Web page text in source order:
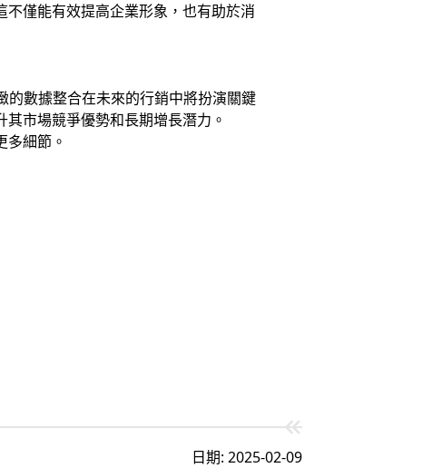
僅能有效提高企業形象，也有助於消
數據整合在未來的行銷中將扮演關鍵
市場競爭優勢和長期增長潛力。
細節。
日期: 2025-02-09